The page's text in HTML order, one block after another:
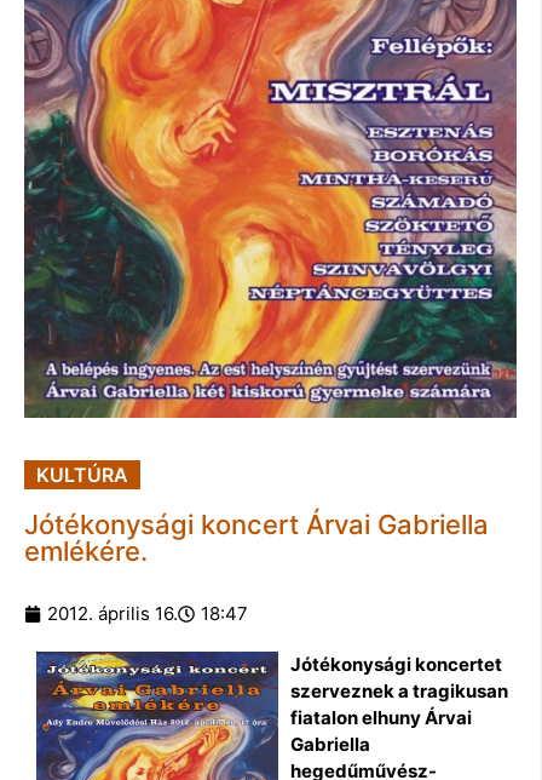
KULTÚRA
Jótékonysági koncert Árvai Gabriella
emlékére.
2012. április 16. 18:47
Jótékonysági koncertet
szerveznek a tragikusan
fiatalon elhuny Árvai
Gabriella
hegedűművész-